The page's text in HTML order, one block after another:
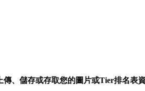
、儲存或存取您的圖片或Tier排名表